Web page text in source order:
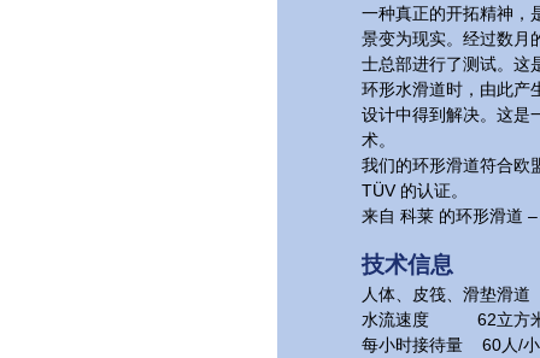
一种真正的开拓精神，
景变为现实。经过数月
士总部进行了测试。这
环形水滑道时，由此产
设计中得到解决。这是
术。
我们的环形滑道符合欧
TÜV 的认证。
来自 科莱 的环形滑道
技术信息
人体、皮筏、滑垫滑道
水流速度 62立方
每小时接待量 60人/